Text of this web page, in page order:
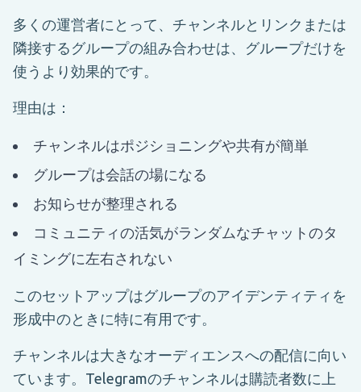
多くの運営者にとって、チャンネルとリンクまたは
隣接するグループの組み合わせは、グループだけを
使うより効果的です。
理由は：
チャンネルはポジショニングや共有が簡単
グループは会話の場になる
お知らせが整理される
コミュニティの活気がランダムなチャットのタ
イミングに左右されない
このセットアップはグループのアイデンティティを
形成中のときに特に有用です。
チャンネルは大きなオーディエンスへの配信に向い
ています。Telegramのチャンネルは購読者数に上